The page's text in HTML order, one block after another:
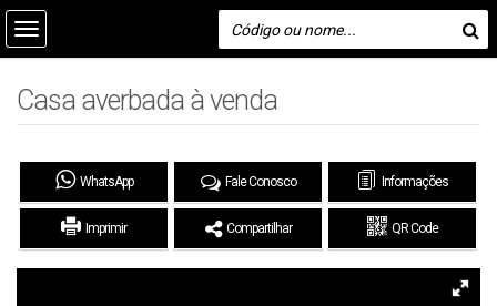
Casa averbada à venda
WhatsApp Fale Conosco Informações
Imprimir Compartilhar QR Code